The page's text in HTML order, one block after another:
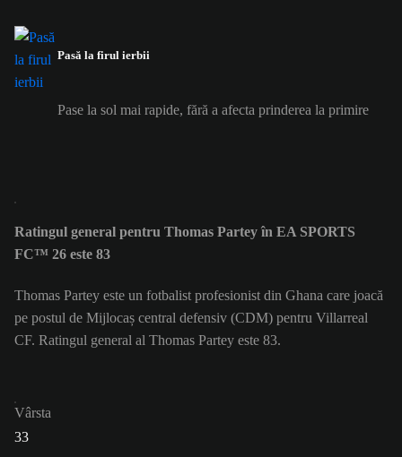
Pasă la firul ierbii
Pase la sol mai rapide, fără a afecta prinderea la primire
Ratingul general pentru Thomas Partey în EA SPORTS
FC™ 26 este 83
Thomas Partey este un fotbalist profesionist din Ghana care joacă
pe postul de Mijlocaș central defensiv (CDM) pentru Villarreal
CF. Ratingul general al Thomas Partey este 83.
Vârsta
33